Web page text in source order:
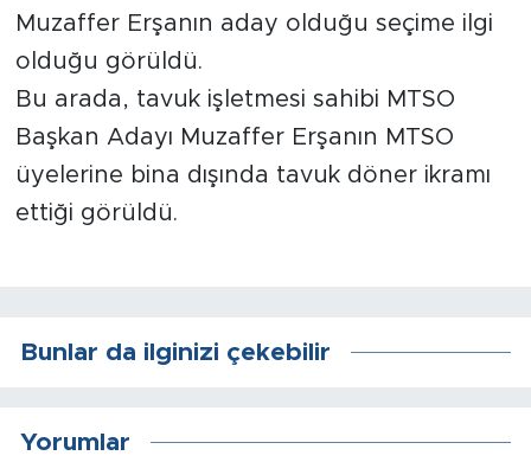
Muzaffer Erşanın aday olduğu seçime ilgi
olduğu görüldü.
Bu arada, tavuk işletmesi sahibi MTSO
Başkan Adayı Muzaffer Erşanın MTSO
üyelerine bina dışında tavuk döner ikramı
ettiği görüldü.
Bunlar da ilginizi çekebilir
Yorumlar
Yazıhan
Kuluncak
Yeşilyurt
Battalgazi